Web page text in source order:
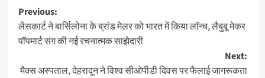
Post
navigation
Previous:
लेंसकार्ट ने बार्सिलोना के ब्रांड मेलर को भारत में किया लॉन्च, लैबुबू मेकर
पॉपमार्ट संग की नई रचनात्मक साझेदारी
Next:
मैक्स अस्पताल, देहरादून ने विश्व सीओपीडी दिवस पर फैलाई जागरूकता